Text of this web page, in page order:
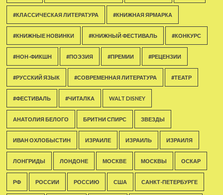
#КЛАССИЧЕСКАЯ ЛИТЕРАТУРА #КНИЖНАЯ ЯРМАРКА
#КНИЖНЫЕ НОВИНКИ #КНИЖНЫЙ ФЕСТИВАЛЬ #КОНКУРС
#НОН-ФИКШН #ПОЭЗИЯ #ПРЕМИИ #РЕЦЕНЗИИ
#РУССКИЙ ЯЗЫК #СОВРЕМЕННАЯ ЛИТЕРАТУРА #ТЕАТР
#ФЕСТИВАЛЬ #ЧИТАЛКА WALT DISNEY
АНАТОЛИЯ БЕЛОГО БРИТНИ СПИРС ЗВЕЗДЫ
ИВАН ОХЛОБЫСТИН ИЗРАИЛЕ ИЗРАИЛЬ ИЗРАИЛЯ
ЛОНГРИДЫ ЛОНДОНЕ МОСКВЕ МОСКВЫ ОСКАР
РФ РОССИИ РОССИЮ США САНКТ-ПЕТЕРБУРГЕ